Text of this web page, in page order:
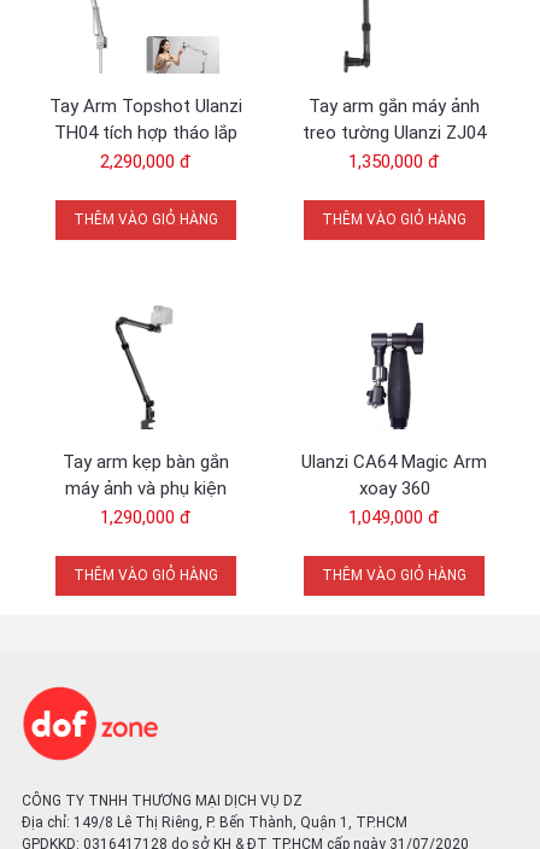
Tay Arm Topshot Ulanzi
TH04 tích hợp tháo lắp
nhanh Uka F38 khả năng
2,290,000 đ
THÊM VÀO GIỎ HÀNG
Tay arm gắn máy ảnh
treo tường Ulanzi ZJ04
1,350,000 đ
THÊM VÀO GIỎ HÀNG
Tay arm kẹp bàn gắn
máy ảnh và phụ kiện
studio Ulanzi ZJ02
1,290,000 đ
THÊM VÀO GIỎ HÀNG
Ulanzi CA64 Magic Arm
xoay 360
1,049,000 đ
THÊM VÀO GIỎ HÀNG
CÔNG TY TNHH THƯƠNG MẠI DỊCH VỤ DZ
Địa chỉ: 149/8 Lê Thị Riêng, P. Bến Thành, Quận 1, TP.HCM
GPDKKD: 0316417128 do sở KH & ĐT TP.HCM cấp ngày 31/07/2020